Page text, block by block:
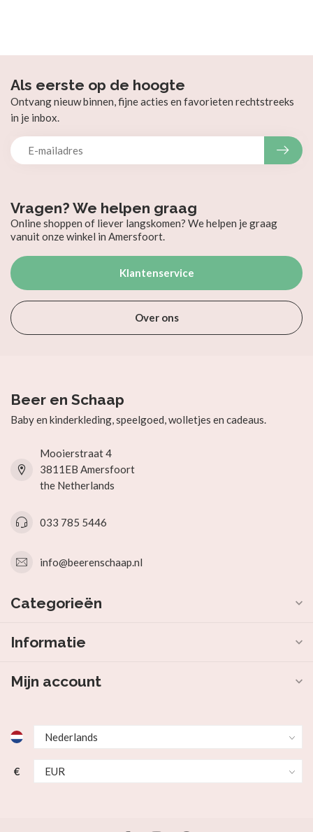
Vragen? We helpen graag
Online shoppen of liever langskomen? We helpen je graag
vanuit onze winkel in Amersfoort.
Klantenservice
Over ons
Als eerste op de hoogte
Ontvang nieuw binnen, fijne acties en favorieten rechtstreeks
in je inbox.
Beer en Schaap
Baby en kinderkleding, speelgoed, wolletjes en cadeaus.
Mooierstraat 4
3811EB Amersfoort
the Netherlands
033 785 5446
info@beerenschaap.nl
Categorieën
Informatie
Mijn account
€